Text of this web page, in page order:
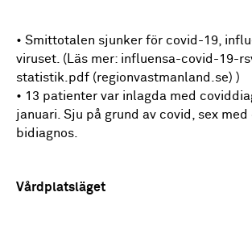
• Smittotalen sjunker för covid-19,
viruset. (Läs mer: influensa-covid-19-
statistik.pdf (regionvastmanland.se) )
• 13 patienter var inlagda med
januari. Sju på grund av covid, sex med
bidiagnos.
Vårdplatsläget